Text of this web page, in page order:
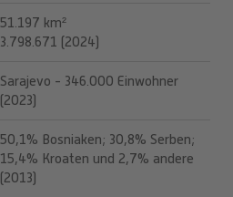
51.197 km²
3.798.671 (2024)
Sarajevo - 346.000 Einwohner
(2023)
50,1% Bosniaken; 30,8% Serben;
15,4% Kroaten und 2,7% andere
(2013)